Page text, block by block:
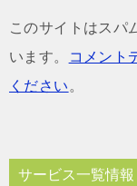
このサイトはスパ
います。
コメント
ください 。
サービス一覧情報